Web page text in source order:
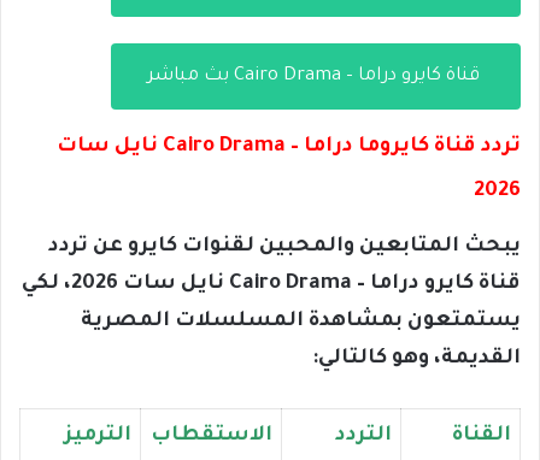
قناة كايرو دراما – Cairo Drama بث مباشر
تردد قناة كايروما دراما – Cairo Drama نايل سات
2026
يبحث المتابعين والمحبين لقنوات كايرو عن تردد
قناة كايرو دراما – Cairo Drama نايل سات 2026، لكي
يستمتعون بمشاهدة المسلسلات المصرية
القديمة، وهو كالتالي:
القناة التردد الاستقطاب الترميز